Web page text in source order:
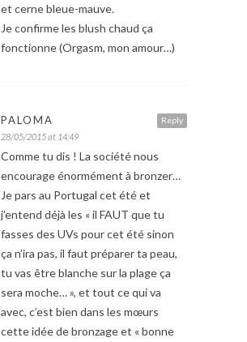
et cerne bleue-mauve.
Je confirme les blush chaud ça
fonctionne (Orgasm, mon amour…)
Reply
PALOMA
28/05/2015 at 14:49
Comme tu dis ! La société nous
encourage énormément à bronzer…
Je pars au Portugal cet été et
j’entend déjà les « il FAUT que tu
fasses des UVs pour cet été sinon
ça n’ira pas, il faut préparer ta peau,
tu vas être blanche sur la plage ça
sera moche… », et tout ce qui va
avec, c’est bien dans les mœurs
cette idée de bronzage et « bonne